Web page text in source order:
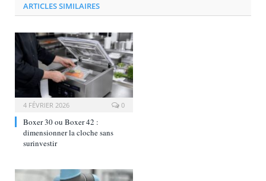
ARTICLES SIMILAIRES
4 FÉVRIER 2026 0
Boxer 30 ou Boxer 42 :
dimensionner la cloche sans
surinvestir